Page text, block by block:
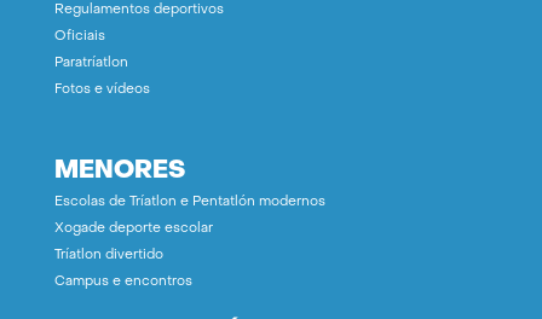
Regulamentos deportivos
Oficiais
Paratríatlon
Fotos e vídeos
MENORES
Escolas de Tríatlon e Pentatlón modernos
Xogade deporte escolar
Tríatlon divertido
Campus e encontros